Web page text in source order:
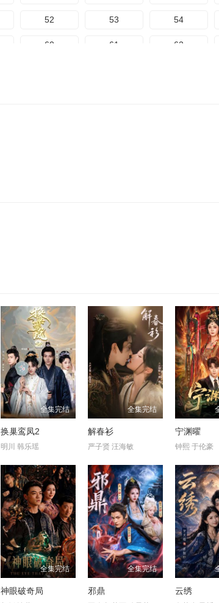
52 53 54
60 61 62
全集完结
换巢鸾凤2
明川 韩乐瑶
全集完结
解春衫
严子贤 汪海敏
宁渊曜
钟熙 于伦豪
全集完结
神眼破奇局
全集完结
邪鼎 云绣